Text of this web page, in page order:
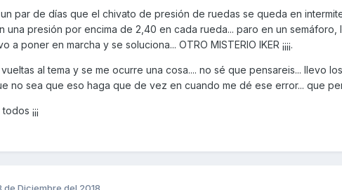
par de días que el chivato de presión de ruedas se queda en
una presión por encima de 2,40 en cada rueda... paro en un
a poner en marcha y se soluciona... OTRO MISTERIO IKER ¡¡¡¡.
al tema y se me ocurre una cosa.... no sé que pensareis... llevo
no sea que eso haga que de vez en cuando me dé ese error... que
¡¡¡
de Diciembre del 2018